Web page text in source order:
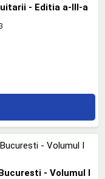
- Editia a-III-a
- Volumul I